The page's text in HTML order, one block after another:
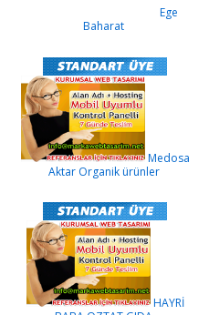
Ege
Baharat
Medosa
Aktar Organik ürünler
HAYRİ